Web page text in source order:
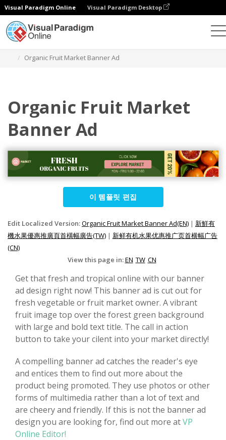
Visual Paradigm Online Visual Paradigm Desktop
Organic Fruit Market Banner Ad
Organic Fruit Market
Banner Ad
이 템플릿 편집
Edit Localized Version:Organic Fruit Market Banner Ad(EN) | 新鮮有
機水果優惠推廣頁首橫幅廣告(TW) | 新鲜有机水果优惠推广页首横幅广告
(CN)
View this page in:EN TW CN
Get that fresh and tropical online with our banner
ad design right now! This banner ad is cut out for
fresh vegetable or fruit market owner. A vibrant
fruit image top over the forest green background
with large and bold text title. The call in action
button to take your cilent into your market directly!
A compelling banner ad catches the reader's eye
and entices them to find out more about the
product being promoted. They use photos or other
forms of multimedia rather than a lot of text and
are cheery and friendly. If this is not the banner ad
design you are looking for, find out more atVP
Online Editor!